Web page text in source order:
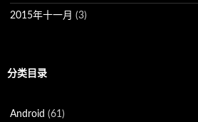
2015年十一月 (3)
分类目录
Android (61)